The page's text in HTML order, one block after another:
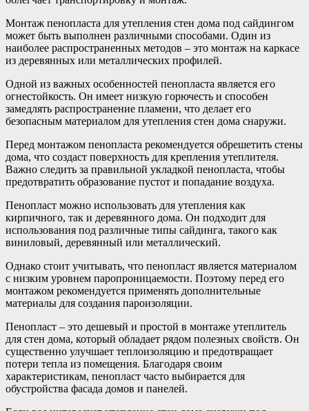
Монтаж пенопласта для утепления стен дома под сайдингом
может быть выполнен различными способами. Один из
наиболее распространенных методов – это монтаж на каркасе
из деревянных или металлических профилей.
Одной из важных особенностей пенопласта является его
огнестойкость. Он имеет низкую горючесть и способен
замедлять распространение пламени, что делает его
безопасным материалом для утепления стен дома снаружи.
Перед монтажом пенопласта рекомендуется обрешетить стены
дома, что создаст поверхность для крепления утеплителя.
Важно следить за правильной укладкой пенопласта, чтобы
предотвратить образование пустот и попадание воздуха.
Пенопласт можно использовать для утепления как
кирпичного, так и деревянного дома. Он подходит для
использования под различные типы сайдинга, такого как
виниловый, деревянный или металлический.
Однако стоит учитывать, что пенопласт является материалом
с низким уровнем паропроницаемости. Поэтому перед его
монтажом рекомендуется применять дополнительные
материалы для создания пароизоляции.
Пенопласт – это дешевый и простой в монтаже утеплитель
для стен дома, который обладает рядом полезных свойств. Он
существенно улучшает теплоизоляцию и предотвращает
потери тепла из помещения. Благодаря своим
характеристикам, пенопласт часто выбирается для
обустройства фасада домов и панелей.